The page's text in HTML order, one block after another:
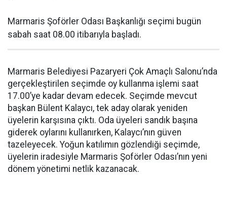
Marmaris Şoförler Odası Başkanlığı seçimi bugün
sabah saat 08.00 itibarıyla başladı.
Marmaris Belediyesi Pazaryeri Çok Amaçlı Salonu’nda
gerçekleştirilen seçimde oy kullanma işlemi saat
17.00’ye kadar devam edecek. Seçimde mevcut
başkan Bülent Kalaycı, tek aday olarak yeniden
üyelerin karşısına çıktı. Oda üyeleri sandık başına
giderek oylarını kullanırken, Kalaycı’nın güven
tazeleyecek. Yoğun katılımın gözlendiği seçimde,
üyelerin iradesiyle Marmaris Şoförler Odası’nın yeni
dönem yönetimi netlik kazanacak.